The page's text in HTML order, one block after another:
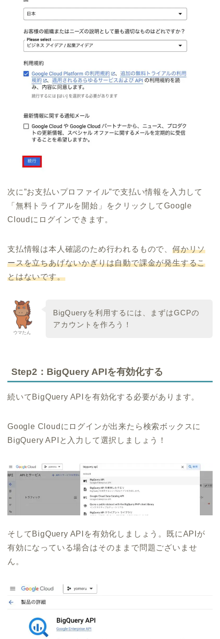
次に”お支払いプロファイル”で支払い情報を入力して
「無料トライアルを開始」をクリックしてGoogle
Cloudにログインできます。
支払情報は本人確認のため行われるもので、 何かリソ
ースを立ちあげないかぎりは自動で課金が発生するこ
とはないです。
ウマたん
BigQueryを利用するには、まずはGCPの
アカウントを作ろう！
Step2：BigQuery APIを有効化する
続いてBigQuery APIを有効化する必要があります。
Google Cloudにログインが出来たら検索ボックスに
BigQuery APIと入力して選択しましょう！
そしてBigQuery APIを有効化しましょう。既にAPIが
有効になっている場合はそのままで問題ございませ
ん。